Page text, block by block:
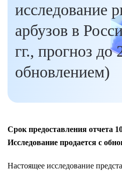
исследование
арбузов в
гг., прогноз до
обновлением)
Срок предоставления отчета
Исследование продается с
Настоящее исследование